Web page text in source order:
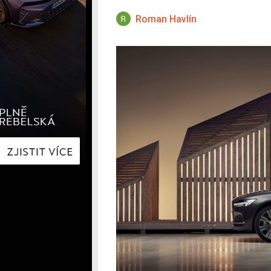
Kia
Peugeot
Volvo
Ostatní
Roman Havlín